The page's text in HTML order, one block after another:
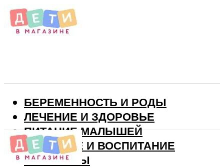
БЕРЕМЕННОСТЬ И РОДЫ
ЛЕЧЕНИЕ И ЗДОРОВЬЕ
ПИТАНИЕ МАЛЫШЕЙ
РАЗВИТИЕ И ВОСПИТАНИЕ
ВИТАМИНЫ